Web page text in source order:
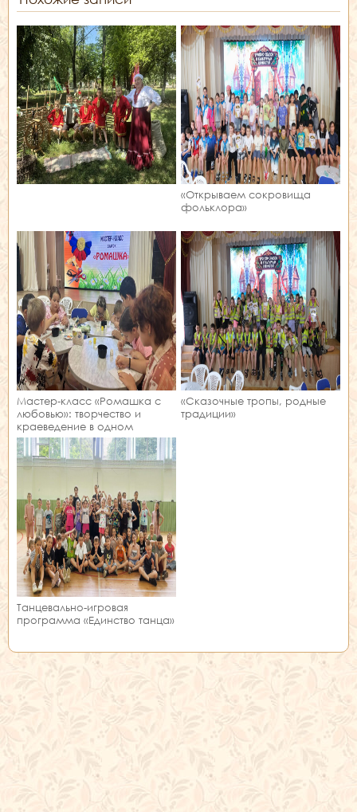
«Открываем сокровища
фольклора»
Мастер‑класс «Ромашка с
любовью»: творчество и
краеведение в одном
занятии!
«Сказочные тропы, родные
традиции»
Танцевально-игровая
программа «Единство танца»